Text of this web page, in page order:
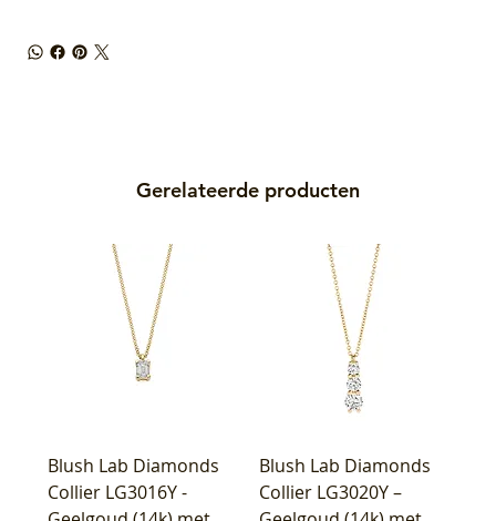
Gerelateerde producten
Blush Lab Diamonds
Collier LG3016Y -
Blush Lab Diamonds
Collier LG3020Y –